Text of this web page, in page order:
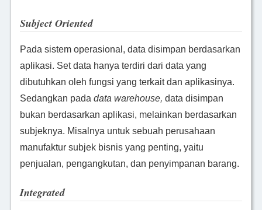
Subject Oriented
Pada sistem operasional, data disimpan berdasarkan
aplikasi. Set data hanya terdiri dari data yang
dibutuhkan oleh fungsi yang terkait dan aplikasinya.
Sedangkan pada data warehouse, data disimpan
bukan berdasarkan aplikasi, melainkan berdasarkan
subjeknya. Misalnya untuk sebuah perusahaan
manufaktur subjek bisnis yang penting, yaitu
penjualan, pengangkutan, dan penyimpanan barang.
Integrated